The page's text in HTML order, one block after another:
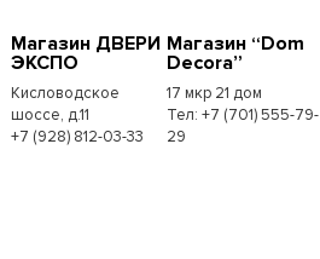
Магазин ДВЕРИ
ЭКСПО
Кисловодское
шоссе, д.11
+7 (928) 812-03-33
Магазин “Dom
Decora”
17 мкр 21 дом
Тел: +7 (701) 555-79-
29